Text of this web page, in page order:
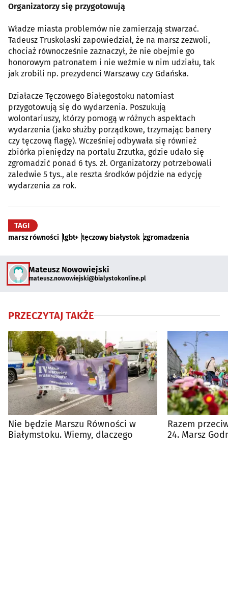
Organizatorzy się przygotowują
Władze miasta problemów nie zamierzają stwarzać.
Tadeusz Truskolaski zapowiedział, że na marsz zezwoli,
chociaż równocześnie zaznaczył, że nie obejmie go
honorowym patronatem i nie weźmie w nim udziału, tak
jak zrobili np. prezydenci Warszawy czy Gdańska.
Działacze Tęczowego Białegostoku natomiast
przygotowują się do wydarzenia. Poszukują
wolontariuszy, którzy pomogą w różnych aspektach
wydarzenia (jako służby porządkowe, trzymając banery
czy tęczową flagę). Wcześniej odbywała się również
zbiórka pieniędzy na portalu Zrzutka, gdzie udało się
zgromadzić ponad 6 tys. zł. Organizatorzy potrzebowali
zaledwie 5 tys., ale reszta środków pójdzie na edycję
wydarzenia za rok.
TAGI
marsz równości lgbt+ tęczowy białystok zgromadzenia
Mateusz Nowowiejski
mateusz.nowowiejski@bialystokonline.pl
PRZECZYTAJ TAKŻE
Nie będzie Marszu Równości w
Białymstoku. Wiemy, dlaczego
Razem
24. Marsz